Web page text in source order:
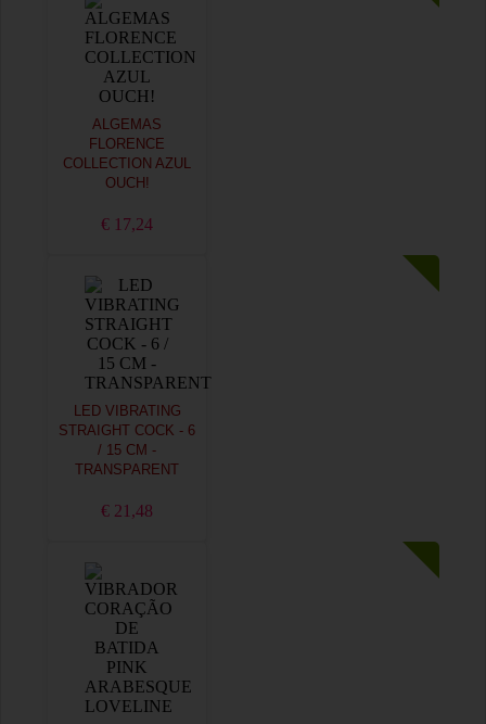
ALGEMAS
FLORENCE
COLLECTION AZUL
OUCH!
€ 17,24
LED VIBRATING
STRAIGHT COCK - 6
/ 15 CM -
TRANSPARENT
€ 21,48